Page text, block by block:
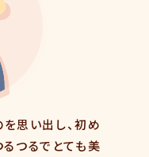
思い出し、初め
るつるでとても美